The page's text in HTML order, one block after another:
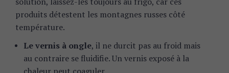
produits détestent les montagnes russes côté
température.
Le vernis à ongle, il ne durcit pas au froid mais
au contraire se fluidifie. Un vernis exposé à la